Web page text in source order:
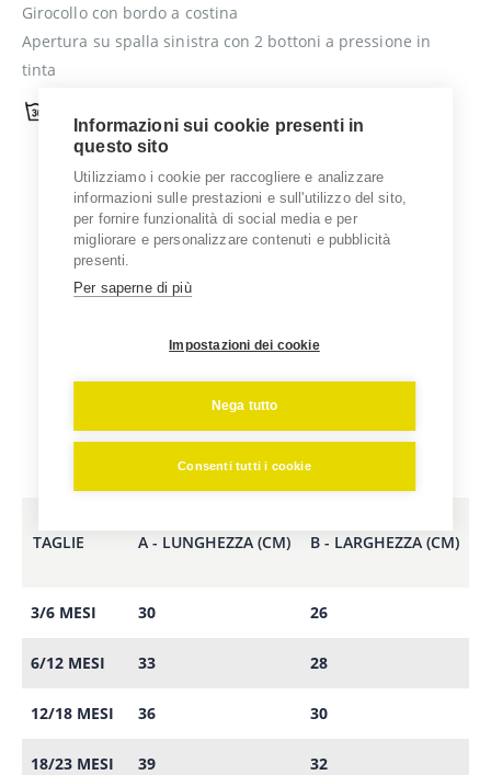
Girocollo con bordo a costina
Apertura su spalla sinistra con 2 bottoni a pressione in
tinta
TAGLIE A - LUNGHEZZA (CM) B - LARGHEZZA (CM)
3/6 MESI 30 26
6/12 MESI 33 28
12/18 MESI 36 30
18/23 MESI 39 32
Informazioni sui cookie presenti in
questo sito
Utilizziamo i cookie per raccogliere e analizzare
informazioni sulle prestazioni e sull'utilizzo del sito,
per fornire funzionalità di social media e per
migliorare e personalizzare contenuti e pubblicità
presenti.
Per saperne di più
Impostazioni dei cookie
Nega tutto
Consenti tutti i cookie